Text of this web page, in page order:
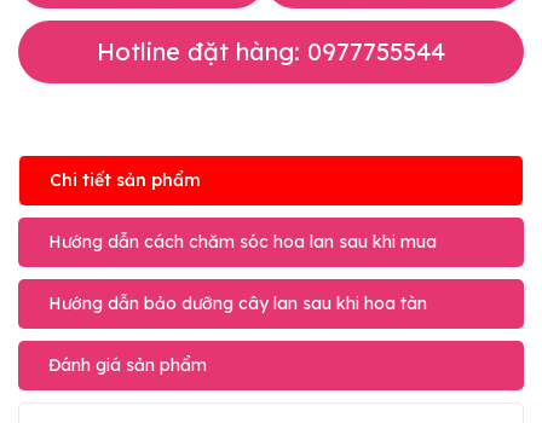
Hotline đặt hàng: 0977755544
Chi tiết sản phẩm
Hướng dẫn cách chăm sóc hoa lan sau khi mua
Hướng dẫn bảo dưỡng cây lan sau khi hoa tàn
Đánh giá sản phẩm